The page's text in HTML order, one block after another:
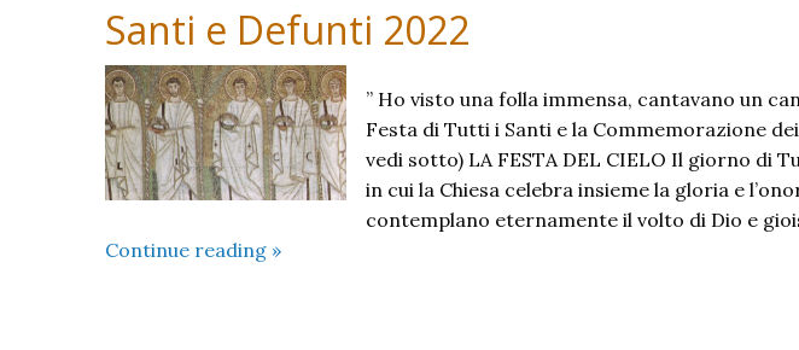
Santi e Defunti 2022
” Ho visto una folla immensa, cantavano un
Festa di Tutti i Santi e la Commemorazione
vedi sotto) LA FESTA DEL CIELO Il giorno di
in cui la Chiesa celebra insieme la gloria e
contemplano eternamente il volto di Dio e
Continue reading Santi
»